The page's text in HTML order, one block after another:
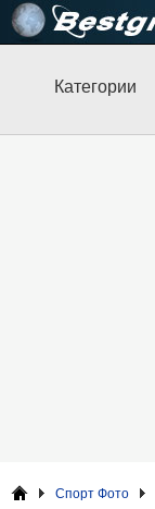
Категории
Спорт Фото